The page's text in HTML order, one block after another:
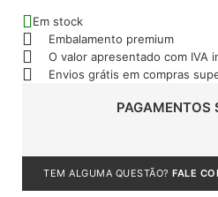
Em stock
Embalamento premium
O valor apresentado com IVA
Envios grátis em compras
PAGAMENTOS
TEM ALGUMA QUESTÃO? FALE